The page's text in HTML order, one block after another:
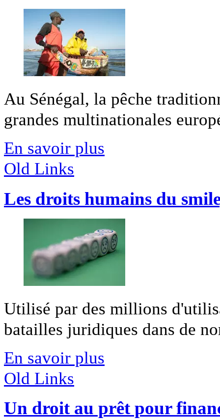
Au Sénégal, la pêche
grandes multinationales
En savoir plus
Old Links
Les droits humains du
Utilisé par des millions
batailles juridiques dans de
En savoir plus
Old Links
Un droit au prêt pour